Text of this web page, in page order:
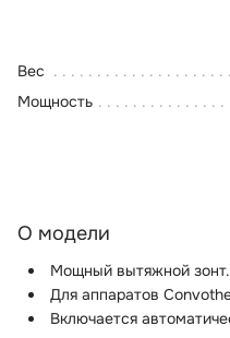
Вес
Мощность
О модели
Мощный вытяжной зонт.
Для аппаратов
Включается